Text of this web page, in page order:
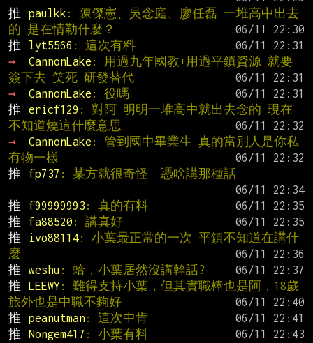
推
paulkk : 陳傑憲、吳念庭、廖任磊 一堆高中出去
的 是在情勒什麼？
推
lyt5566 : 這次有料
→
CannonLake : 用過九年國教+用過平鎮資源 就要
簽下去 笑死 研發替代
→
CannonLake : 役嗎
推
ericf129 : 對阿 明明一堆高中就出去念的 現在
不知道燒這什麼意思
→
CannonLake : 管到國中畢業生 真的當別人是你私
有物一樣
推
fp737 : 某方就很奇怪  憑啥講那種話
推
f99999993 : 真的有料
推
fa88520 : 講真好
推
ivo88114: 小葉最正常的一次 平鎮不知道在講什
麼
推
weshu : 蛤，小葉居然沒講幹話?
推
LEEWY : 難得支持小葉，但其實職棒也是阿，18歲
旅外也是中職不夠好
推
peanutman: 這次中肯
推
Nongem417 : 小葉有料